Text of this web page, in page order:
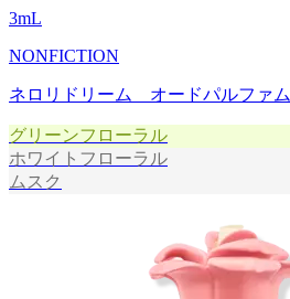
3mL
NONFICTION
ネロリドリーム オードパルファム
グリーンフローラル
ホワイトフローラル
ムスク